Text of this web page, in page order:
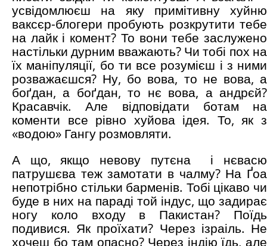
усвідомлюєш на яку примітивну хуйню
ваксєр-блогери пробують розкрутити тебе
на лайк і комент? То вони тебе заслужено
настільки дурним вважають? Чи тобі пох на
їх маніпуляції, бо ти все розумієш і з ними
розважаєшся? Ну, бо вова, то не вова, а
боґдан, а боґдан, то нє вова, а андрєй?
Красавчік. Але відповідати ботам на
коменти все рівно хуйова ідея. То, як з
«водою» Гангу розмовляти.
А що, якщо невову путєна і нєвасю
патрушєва теж замотати в чалму? На Ґоа
непотрібно стільки барменів. Тобі цікаво чи
буде в них на параді той індус, що задирає
ногу коло входу в Пакистан? Поїдь
подивися. Як проїхати? Через ізраіль. Не
хочеш бо там опасно? Через індію їдь, але